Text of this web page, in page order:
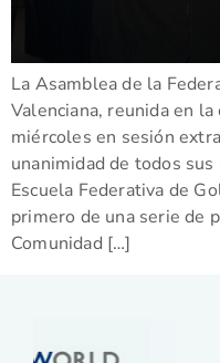
La Asamblea de la
Valenciana, reunida en
miércoles en sesión
unanimidad de todos
Escuela Federativa de
primero de una serie de
Comunidad […]